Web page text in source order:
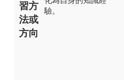
習方
法或
方向
驗。